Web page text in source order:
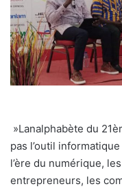
»Lanalphabète du
pas l’outil
l’ère du numérique,
entrepreneurs, les